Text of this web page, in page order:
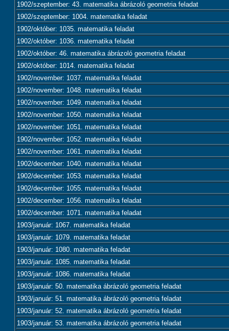
1902/szeptember: 43. matematika ábrázoló geometria feladat
1902/szeptember: 1004. matematika feladat
1902/október: 1035. matematika feladat
1902/október: 1036. matematika feladat
1902/október: 46. matematika ábrázoló geometria feladat
1902/október: 1014. matematika feladat
1902/november: 1037. matematika feladat
1902/november: 1048. matematika feladat
1902/november: 1049. matematika feladat
1902/november: 1050. matematika feladat
1902/november: 1051. matematika feladat
1902/november: 1052. matematika feladat
1902/november: 1061. matematika feladat
1902/december: 1040. matematika feladat
1902/december: 1053. matematika feladat
1902/december: 1055. matematika feladat
1902/december: 1056. matematika feladat
1902/december: 1071. matematika feladat
1903/január: 1067. matematika feladat
1903/január: 1079. matematika feladat
1903/január: 1080. matematika feladat
1903/január: 1085. matematika feladat
1903/január: 1086. matematika feladat
1903/január: 50. matematika ábrázoló geometria feladat
1903/január: 51. matematika ábrázoló geometria feladat
1903/január: 52. matematika ábrázoló geometria feladat
1903/január: 53. matematika ábrázoló geometria feladat